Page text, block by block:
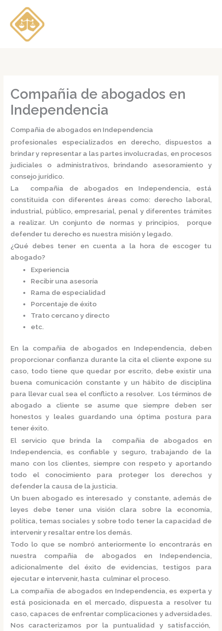
contenido
Compañia de abogados en
Independencia
Compañia de abogados en Independencia
profesionales especializados en derecho, dispuestos a
brindar y representar a las partes involucradas, en procesos
judiciales o administrativos, brindando asesoramiento y
consejo jurídico.
La compañia de abogados en Independencia,
está
constituida con diferentes áreas como: derecho laboral,
industrial, público, empresarial, penal y diferentes trámites
a realizar. Un conjunto de normas y principios, porque
defender tu derecho es nuestra misión y legado.
¿Qué debes tener en cuenta a la hora de escoger tu
abogado?
Experiencia
Recibir una asesoría
Rama de especialidad
Porcentaje de éxito
Trato cercano y directo
etc.
En la compañia de abogados en Independencia, deben
proporcionar confianza durante la cita el cliente expone su
caso, todo tiene que quedar por escrito, debe existir una
buena comunicación constante y un hábito de disciplina
para llevar cual sea el conflicto a resolver. Los términos de
abogado a cliente se asume que siempre deben ser
honestos y leales guardando una óptima postura para
tener éxito.
El servicio que brinda la compañia de abogados en
Independencia, es confiable y seguro, trabajando de la
mano con los clientes, siempre con respeto y aportando
todo el conocimiento para proteger los derechos y
defender la causa de la justicia.
Un buen abogado es interesado y constante, además de
leyes debe tener una visión clara sobre la economía,
política, temas sociales y sobre todo tener la capacidad de
intervenir y resaltar entre los demás.
Todo lo que se nombró anteriormente lo encontrarás en
nuestra compañia de abogados en Independencia,
adicionalmente del éxito de evidencias, testigos para
ejecutar e intervenir, hasta culminar el proceso.
La compañia de abogados en Independencia, es experta y
está posicionada en el mercado, dispuesta a resolver tu
caso, capaces de enfrentar complicaciones y adversidades.
Nos caracterizamos por la puntualidad y satisfacción,